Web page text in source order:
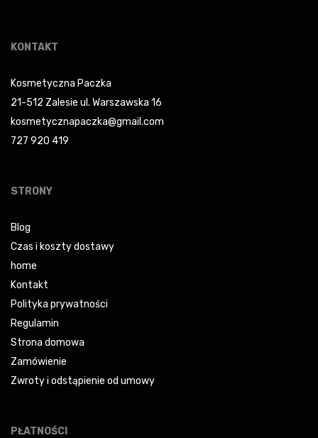
KONTAKT
Kosmetyczna Paczka
21-512 Zalesie ul. Warszawska 16
kosmetycznapaczka@gmail.com
727 920 419
STRONY
Blog
Czas i koszty dostawy
home
Kontakt
Polityka prywatności
Regulamin
Strona domowa
Zamówienie
Zwroty i odstąpienie od umowy
PŁATNOŚCI